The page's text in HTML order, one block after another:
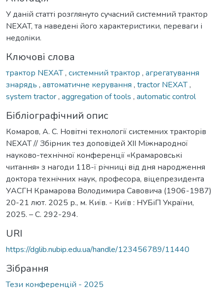
У даній статті розглянуто сучасний системний трактор
NEXAT, та наведені його характеристики, переваги і
недоліки.
Ключові слова
трактор NEXAT, системний трактор , агрегатування
знарядь , автоматичне керування , tractor NEXAT,
system tractor, aggregation of tools , automatic control
Бібліографічний опис
Комаров, А. С. Новітні технології системних тракторів
NEXAT // Збірник тез доповідей ХІІ Міжнародної
науково-технічної конференції «Крамаровські
читання» з нагоди 118-ї річниці від дня народження
доктора технічних наук, професора, віцепрезидента
УАСГН Крамарова Володимира Савовича (1906-1987)
20-21 лют. 2025 р., м. Київ. - Київ : НУБіП України,
2025. – С. 292-294.
URI
https://dglib.nubip.edu.ua/handle/123456789/11440
Зібрання
Тези конференцій - 2025